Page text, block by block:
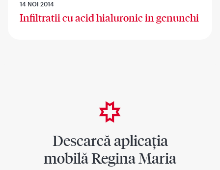
14 NOI 2014
Infiltratii cu acid hialuronic in genunchi
Descarcă aplicația
mobilă Regina Maria